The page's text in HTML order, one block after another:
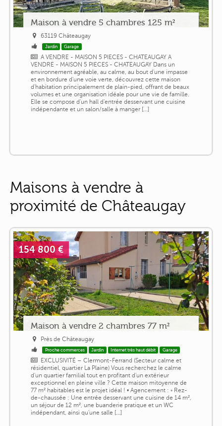
Maison à vendre 5 chambres 125 m²
63119 Châteaugay
Jardin Garage
A VENDRE - MAISON 5 PIECES - CHATEAUGAY A
VENDRE - MAISON 5 PIECES - CHATEAUGAY Dans un
environnement agréable, au calme, au bout d'une impasse
et en bordure d'une voie verte, découvrez cette maison
d'habitation principalement de plain-pied, offrant de beaux
volumes et une organisation idéale pour une vie de famille.
Elle se compose d'un hall d'entrée desservant une cuisine
indépendante et un salon/salle à manger [...]
Maisons à vendre à
proximité de Châteaugay
154 800 €
Maison à vendre 2 chambres 77 m²
Près de Châteaugay
Proche commerces Jardin Internet très haut débit Garage
EXCLUSIVITÉ – Clermont-Ferrand (Secteur calme et
résidentiel, quartier La Plaine) Vous recherchez le calme
d'un quartier familial tout en profitant d'un extérieur
exceptionnel en pleine ville ? Cette maison mitoyenne de
77 m² habitables est le projet idéal ! • Agencement : ◦ Rez-
de-chaussée : Une entrée desservant une cuisine de 14 m²,
un séjour de 12 m², une buanderie pratique et un WC
indépendant, ainsi qu'une salle [...]